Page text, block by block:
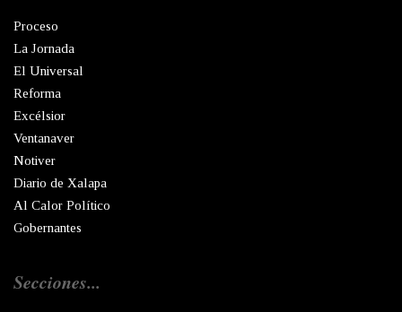
Proceso
La Jornada
El Universal
Reforma
Excélsior
Ventanaver
Notiver
Diario de Xalapa
Al Calor Político
Gobernantes
Secciones...